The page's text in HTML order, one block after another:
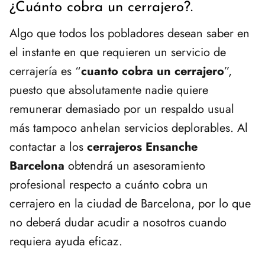
¿Cuánto cobra un cerrajero?.
Algo que todos los pobladores desean saber en
el instante en que requieren un servicio de
cerrajería es “cuanto cobra un cerrajero”,
puesto que absolutamente nadie quiere
remunerar demasiado por un respaldo usual
más tampoco anhelan servicios deplorables. Al
contactar a los cerrajeros Ensanche
Barcelona obtendrá un asesoramiento
profesional respecto a cuánto cobra un
cerrajero en la ciudad de Barcelona, por lo que
no deberá dudar acudir a nosotros cuando
requiera ayuda eficaz.